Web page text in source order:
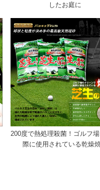
したお庭に
200度で熱処理殺菌！ゴルフ
際に使用されている乾燥